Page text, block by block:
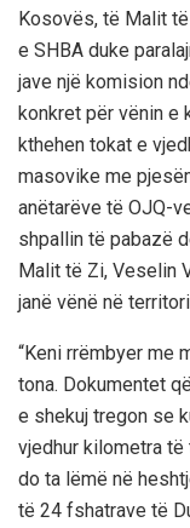
Kosovës, të Malit
e SHBA duke
jave një komision
konkret për vënin e
kthehen tokat e
masovike me
anëtarëve të OJQ-
shpallin të pabazë
Malit të Zi, Veselin
janë vënë në
“Keni rrëmbyer me
tona. Dokumentet
e shekuj tregon se
vjedhur kilometra
do ta lëmë në
të 24 fshatrave të